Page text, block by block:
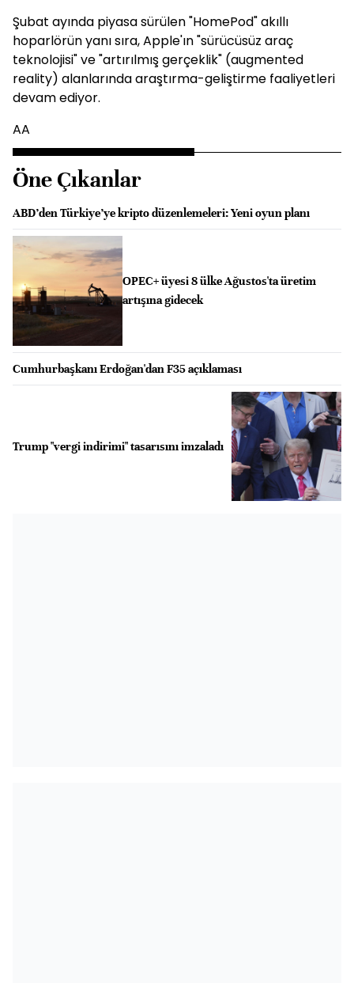
Şubat ayında piyasa sürülen "HomePod" akıllı
hoparlörün yanı sıra, Apple'ın "sürücüsüz araç
teknolojisi" ve "artırılmış gerçeklik" (augmented
reality) alanlarında araştırma-geliştirme faaliyetleri
devam ediyor.
AA
Öne Çıkanlar
ABD’den Türkiye’ye kripto düzenlemeleri: Yeni oyun planı
OPEC+ üyesi 8 ülke Ağustos'ta üretim
artışına gidecek
Cumhurbaşkanı Erdoğan'dan F35 açıklaması
Trump "vergi indirimi" tasarısını imzaladı